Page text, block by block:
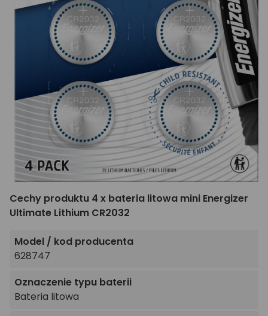
Cechy produktu 4 x bateria litowa mini Energizer
Ultimate Lithium CR2032
Model / kod producenta
628747
Oznaczenie typu baterii
Bateria litowa